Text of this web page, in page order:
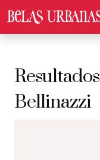
Bellinazzi